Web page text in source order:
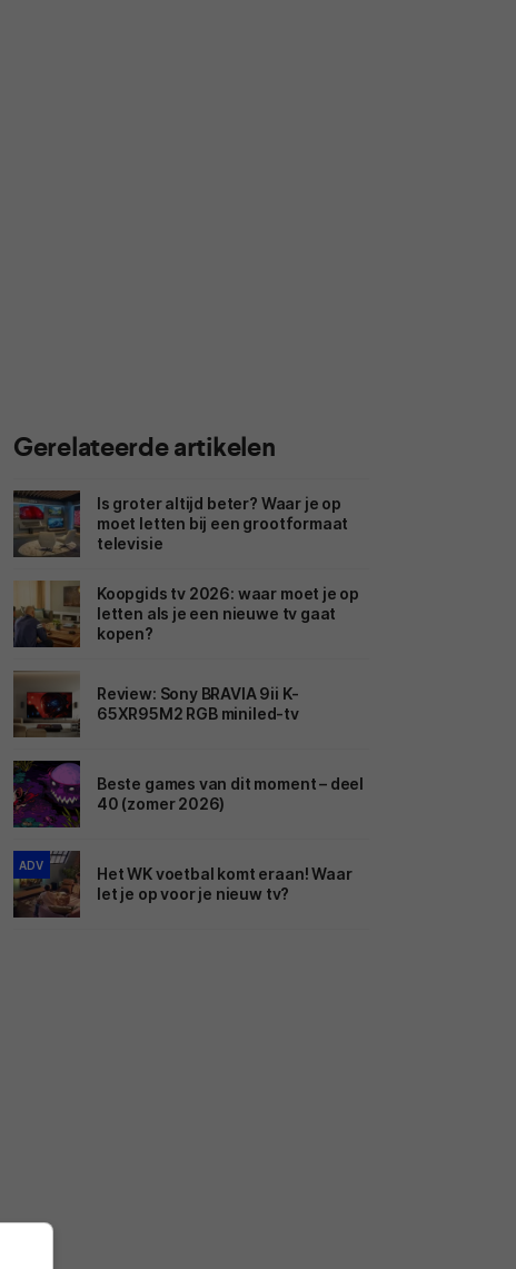
Gerelateerde artikelen
Is groter altijd beter? Waar je op
moet letten bij een grootformaat
televisie
Koopgids tv 2026: waar moet je op
letten als je een nieuwe tv gaat
kopen?
Review: Sony BRAVIA 9ii K-
65XR95M2 RGB miniled-tv
Beste games van dit moment – deel
40 (zomer 2026)
ADV
Het WK voetbal komt eraan! Waar
let je op voor je nieuw tv?